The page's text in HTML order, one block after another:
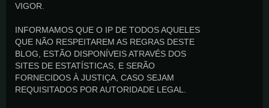
VIGOR.
INFORMAMOS QUE O IP DE TODOS AQUELES
QUE NÃO RESPEITAREM AS REGRAS DESTE
BLOG, ESTÃO DISPONÍVEIS ATRAVÉS DOS
SITES DE ESTATÍSTICAS, E SERÃO
FORNECIDOS À JUSTIÇA, CASO SEJAM
REQUISITADOS POR AUTORIDADE LEGAL.